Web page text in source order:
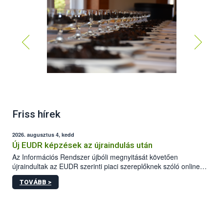
Friss hírek
2026. augusztus 4, kedd
Új EUDR képzések az újraindulás után
Az Információs Rendszer újbóli megnyitását követően
újraindultak az EUDR szerinti piaci szereplőknek szóló online
képzések.
TOVÁBB >